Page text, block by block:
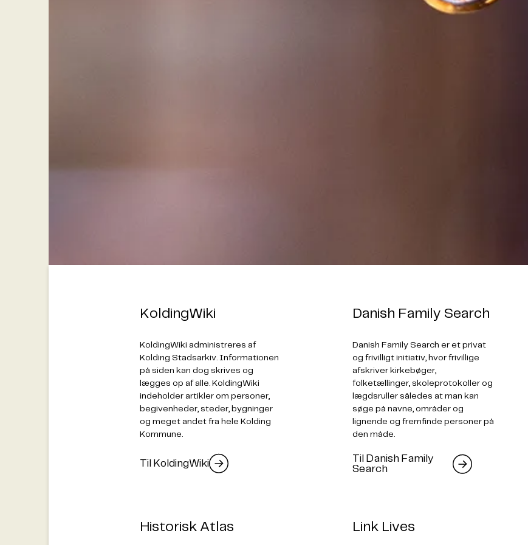
KoldingWiki
KoldingWiki administreres af
Kolding Stadsarkiv. Informationen
på siden kan dog skrives og
lægges op af alle. KoldingWiki
indeholder artikler om personer,
begivenheder, steder, bygninger
og meget andet fra hele Kolding
Kommune.
Til KoldingWiki
Danish Family Search
Danish Family Search er et privat
og frivilligt initiativ, hvor frivillige
afskriver kirkebøger,
folketællinger, skoleprotokoller og
lægdsruller således at man kan
søge på navne, områder og
lignende og fremfinde personer på
den måde.
Til Danish Family
Search
Historisk Atlas Link Lives